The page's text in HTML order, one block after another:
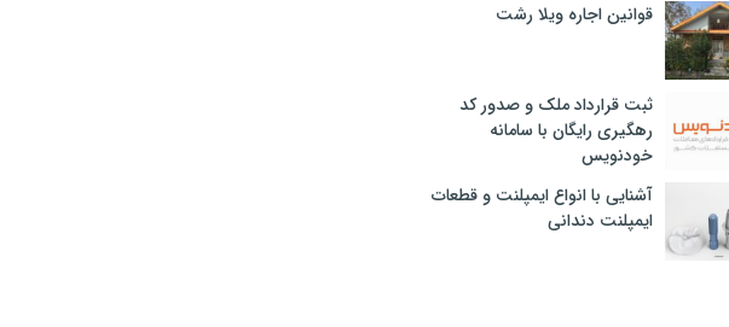
قوانین اجاره ویلا رشت
ثبت قرارداد ملک و صدور کد
رهگیری رایگان با سامانه
خودنویس
آشنایی با انواع ایمپلنت و قطعات
ایمپلنت دندانی